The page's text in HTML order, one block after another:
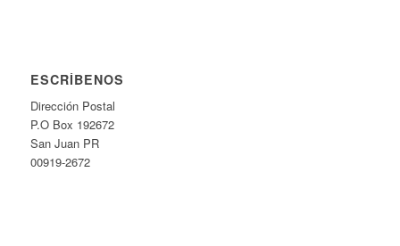
ESCRÍBENOS
Dirección Postal
P.O Box 192672
San Juan PR
00919-2672